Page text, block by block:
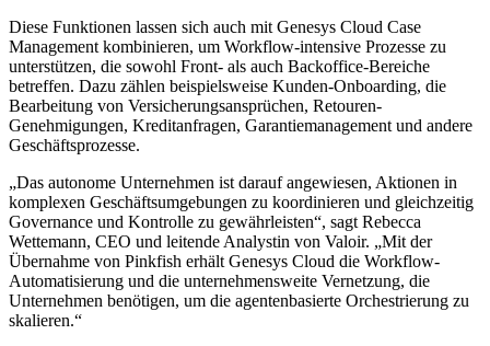
Diese Funktionen lassen sich auch mit Genesys Cloud Case
Management kombinieren, um Workflow-intensive Prozesse zu
unterstützen, die sowohl Front- als auch Backoffice-Bereiche
betreffen. Dazu zählen beispielsweise Kunden-Onboarding, die
Bearbeitung von Versicherungsansprüchen, Retouren-
Genehmigungen, Kreditanfragen, Garantiemanagement und andere
Geschäftsprozesse.
„Das autonome Unternehmen ist darauf angewiesen, Aktionen in
komplexen Geschäftsumgebungen zu koordinieren und gleichzeitig
Governance und Kontrolle zu gewährleisten“, sagt Rebecca
Wettemann, CEO und leitende Analystin von Valoir. „Mit der
Übernahme von Pinkfish erhält Genesys Cloud die Workflow-
Automatisierung und die unternehmensweite Vernetzung, die
Unternehmen benötigen, um die agentenbasierte Orchestrierung zu
skalieren.“